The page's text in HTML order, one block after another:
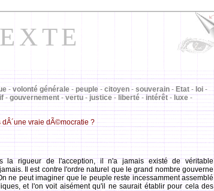
- volonté générale - peuple - citoyen - souverain - Etat - loi -
- gouvernement - vertu - justice - liberté - intérêt- luxe -
vraie dÃ©mocratie ?
la rigueur de l'acception, il n'a jamais existé de véritable
Il est contre l'ordre naturel que le grand nombre gouverne
ne peut imaginer que le peuple reste incessamment assemblé
et l'on voit aisément qu'il ne saurait établir pour cela des